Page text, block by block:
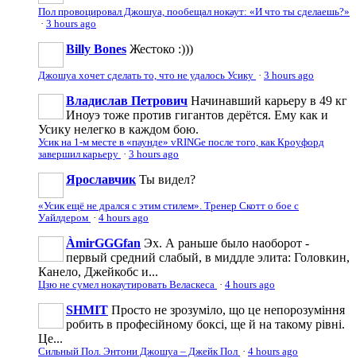
Пол провоцировал Джошуа, пообещал нокаут: «И что ты сделаешь?»
· 3 hours ago
Billy Bones Жестоко :)))
Джошуа хочет сделать то, что не удалось Усику · 3 hours ago
Владислав Петрович Начинавший карьеру в 49 кг
Иноуэ тоже против гигантов дерётся. Ему как и
Усику нелегко в каждом бою.
Усик на 1-м месте в «паунде» vRINGe после того, как Кроуфорд
завершил карьеру · 3 hours ago
Ярославчик Ты видел?
«Усик ещё не дрался с этим стилем». Тренер Скотт о бое с
Уайлдером · 4 hours ago
ÀmirGGGfan Эх. А раньше было наоборот -
первый средний слабый, в миддле элита: Головкин,
Канело, Джейкобс и...
Цзю не сумел нокаутировать Веласкеса · 4 hours ago
SHMIT Просто не зрозуміло, що це непорозуміння
робить в професійному боксі, ще й на такому рівні.
Це...
Сильный Пол. Энтони Джошуа – Джейк Пол · 4 hours ago